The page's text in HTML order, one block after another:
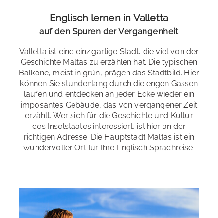
Englisch lernen in Valletta
auf den Spuren der Vergangenheit
Valletta ist eine einzigartige Stadt, die viel von der
Geschichte Maltas zu erzählen hat. Die typischen
Balkone, meist in grün, prägen das Stadtbild. Hier
können Sie stundenlang durch die engen Gassen
laufen und entdecken an jeder Ecke wieder ein
imposantes Gebäude, das von vergangener Zeit
erzählt. Wer sich für die Geschichte und Kultur
des Inselstaates interessiert, ist hier an der
richtigen Adresse. Die Hauptstadt Maltas ist ein
wundervoller Ort für Ihre Englisch Sprachreise.
Niveaustufen : alle
Spezialkurse : Business English, Kurse zur
Examensvorbereitung : Cambridge Certificate, TOEFL,
IELTS
Bildungsurlaub : Baden-Württemberg, Bremen, Berlin,
Brandenburg, Hamburg, Hessen, Niedersachsen,
Rheinland-Pfalz, Sachsen-Anhalt, Saarland, Schleswig-
Holstein, Thüringen
Sie wünschen eine angemessen komfortable
Unterkunft mit Anschluss an Ihre Mitschüler*innen?
Valletta gehört seit 1980 zum UNESCO-Welterbe. Die
gut erhaltene barocke Architektur und die strategische
Bedeutung machen sie zu einem kulturellen Juwel des
Mittelmeerraums. Die wunderschöne Altstadt mit ihren
engen Gässchen lädt zuausgedehnten Spaziergänge
geradezu ein. Allein oder mit anderen Sprachlernenden
können Sie stundenlang schlendern und entdecken,
ohne dass es langweilig werden wird.
Nachtleben